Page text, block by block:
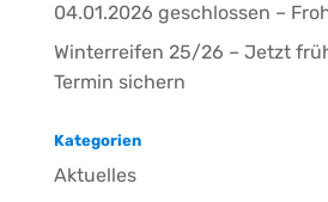
04.01.2026 geschlossen –
Winterreifen 25/26 – Jetzt
Termin sichern
Kategorien
Aktuelles